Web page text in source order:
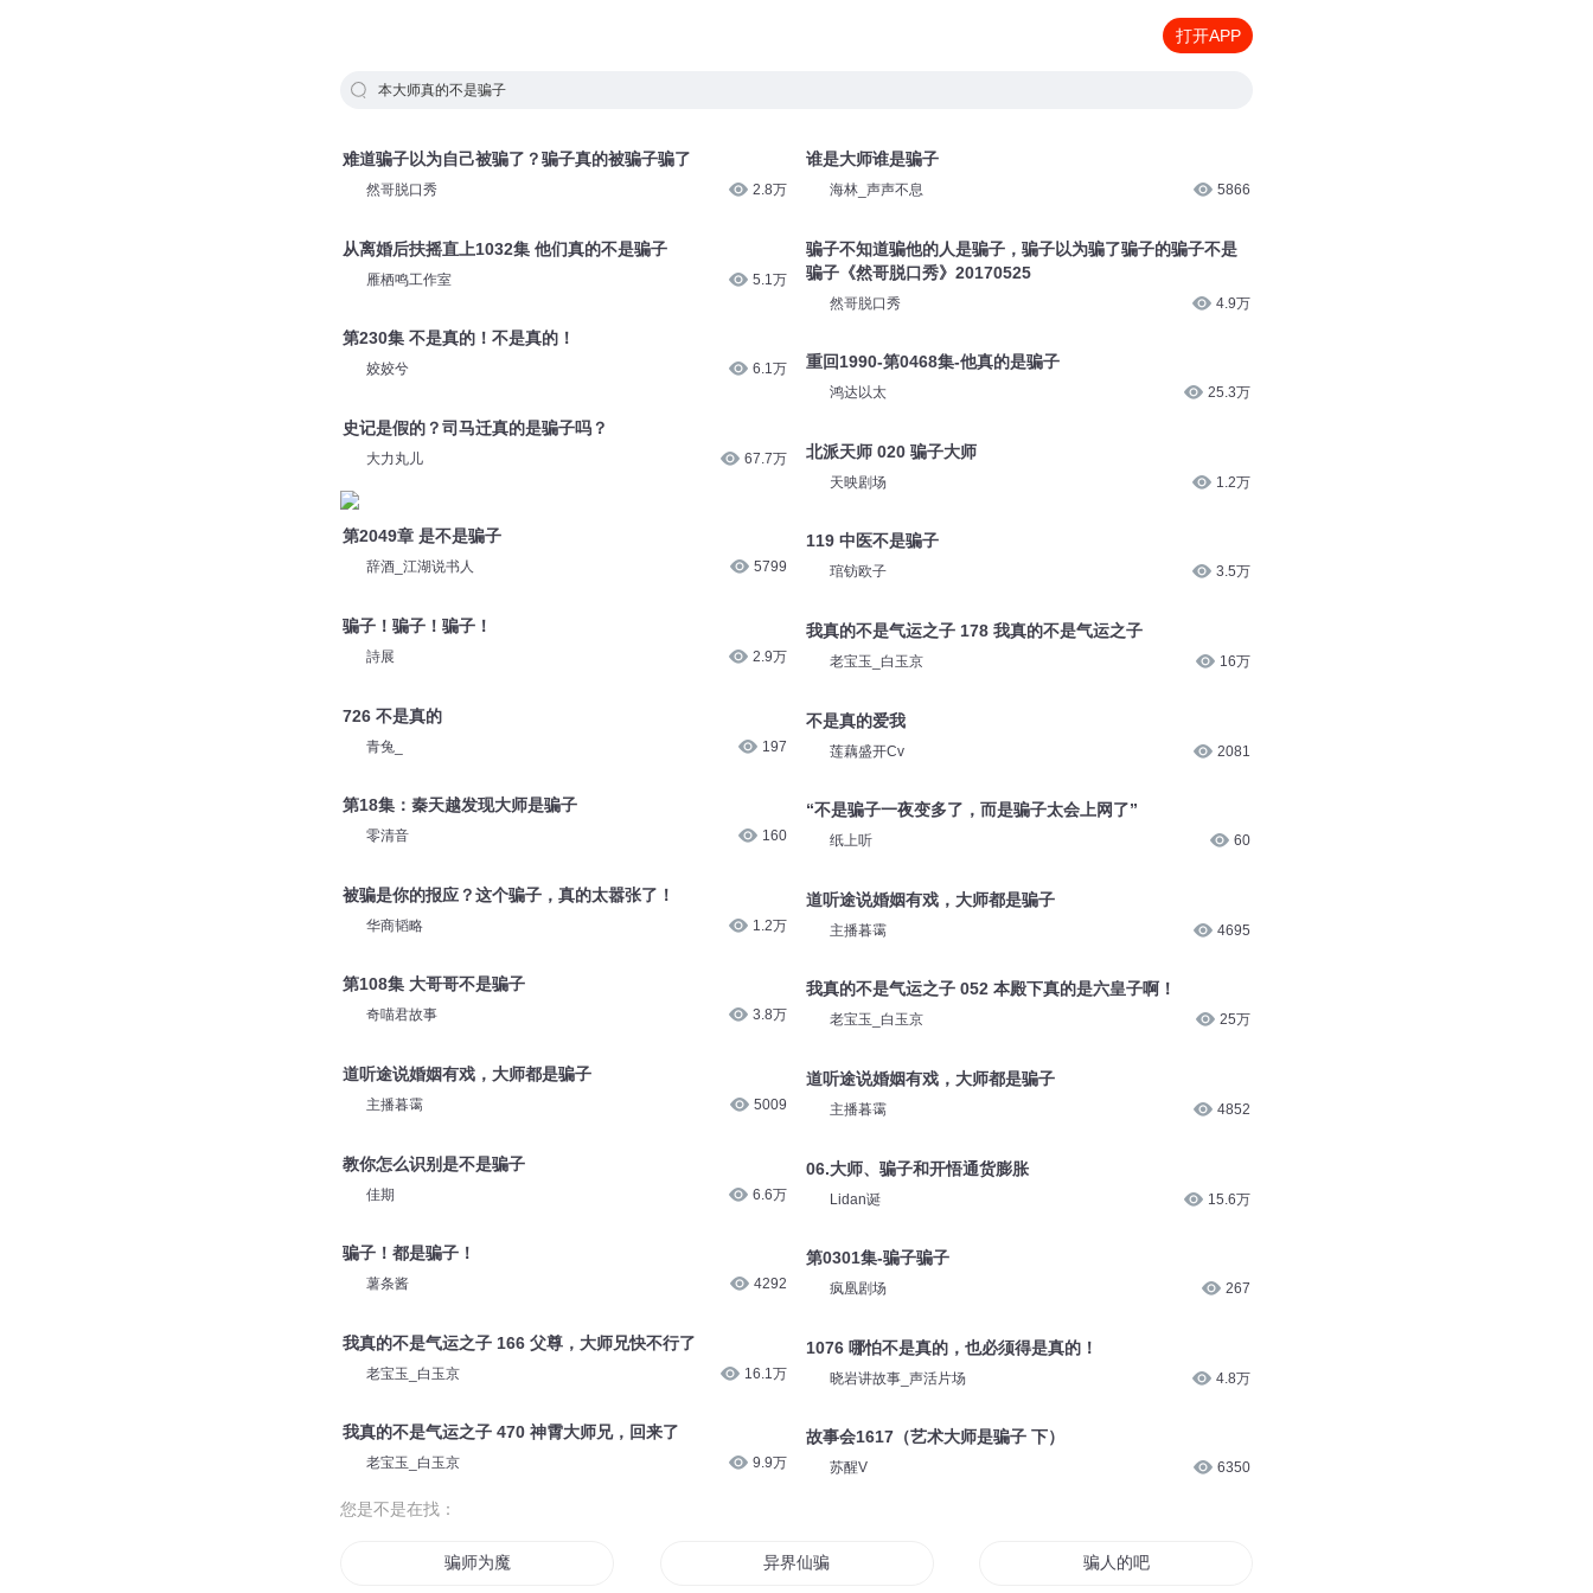
打开APP
本大师真的不是骗子
难道骗子以为自己被骗了？骗子真的被骗子骗了
然哥脱口秀 2.8万
从离婚后扶摇直上1032集 他们真的不是骗子
雁栖鸣工作室 5.1万
第230集 不是真的！不是真的！
姣姣兮 6.1万
史记是假的？司马迁真的是骗子吗？
大力丸儿 67.7万
第2049章 是不是骗子
辞酒_江湖说书人 5799
骗子！骗子！骗子！
詩展 2.9万
726 不是真的
青兔_ 197
第18集：秦天越发现大师是骗子
零清音 160
被骗是你的报应？这个骗子，真的太嚣张了！
华商韬略 1.2万
第108集 大哥哥不是骗子
奇喵君故事 3.8万
道听途说婚姻有戏，大师都是骗子
主播暮霭 5009
教你怎么识别是不是骗子
佳期 6.6万
骗子！都是骗子！
薯条酱 4292
我真的不是气运之子 166 父尊，大师兄快不行了
老宝玉_白玉京 16.1万
我真的不是气运之子 470 神霄大师兄，回来了
老宝玉_白玉京 9.9万
谁是大师谁是骗子
海林_声声不息 5866
骗子不知道骗他的人是骗子，骗子以为骗了骗子的骗子不是
骗子《然哥脱口秀》20170525
然哥脱口秀 4.9万
重回1990-第0468集-他真的是骗子
鸿达以太 25.3万
北派天师 020 骗子大师
天映剧场 1.2万
119 中医不是骗子
琯钫欧子 3.5万
我真的不是气运之子 178 我真的不是气运之子
老宝玉_白玉京 16万
不是真的爱我
莲藕盛开Cv 2081
“不是骗子一夜变多了，而是骗子太会上网了”
纸上听 60
道听途说婚姻有戏，大师都是骗子
主播暮霭 4695
我真的不是气运之子 052 本殿下真的是六皇子啊！
老宝玉_白玉京 25万
道听途说婚姻有戏，大师都是骗子
主播暮霭 4852
06.大师、骗子和开悟通货膨胀
Lidan诞 15.6万
第0301集-骗子骗子
疯凰剧场 267
1076 哪怕不是真的，也必须得是真的！
晓岩讲故事_声活片场 4.8万
故事会1617（艺术大师是骗子 下）
苏醒V 6350
您是不是在找：
骗师为魔 异界仙骗 骗人的吧